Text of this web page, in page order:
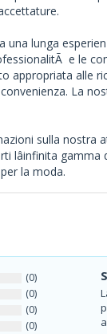
lunga
e le
appropriata alle
La
sulla nostra
la moda.
(0)
(0)
(0)
(0)